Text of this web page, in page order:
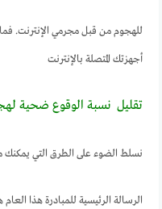
للهجوم من قبل مجرمي الإنترنت.
أجهزتك المتصلة بالإنترنت
تقليل نسبة الوقوع ضحية
نسلط الضوء على الطرق التي
الرسالة الرئيسية للمبادرة هذا